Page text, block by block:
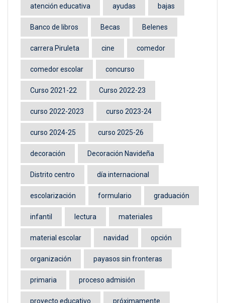
atención educativa ayudas bajas
Banco de libros Becas Belenes
carrera Piruleta cine comedor
comedor escolar concurso
Curso 2021-22 Curso 2022-23
curso 2022-2023 curso 2023-24
curso 2024-25 curso 2025-26
decoración Decoración Navideña
Distrito centro día internacional
escolarización formulario graduación
infantil lectura materiales
material escolar navidad opción
organización payasos sin fronteras
primaria proceso admisión
proyecto educativo próximamente